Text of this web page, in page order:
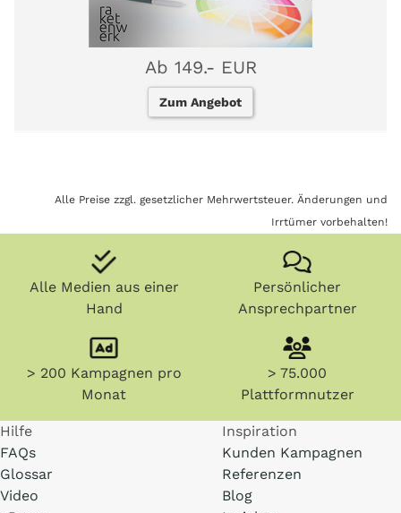
Ab 149.- EUR
Zum Angebot
Alle Preise zzgl. gesetzlicher Mehrwertsteuer. Änderungen und
Irrtümer vorbehalten!
Alle Medien aus einer
Hand
Persönlicher
Ansprechpartner
> 200 Kampagnen pro
Monat
> 75.000
Plattformnutzer
Hilfe
FAQs
Glossar
Video
Inspiration
Kunden Kampagnen
Referenzen
Blog